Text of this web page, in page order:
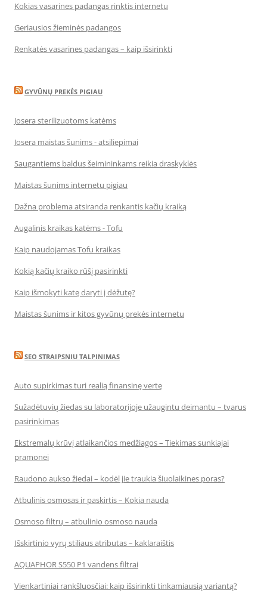
Kokias vasarines padangas rinktis internetu
Geriausios žieminės padangos
Renkatės vasarines padangas – kaip išsirinkti
GYVŪNŲ PREKĖS PIGIAU
Josera sterilizuotoms katėms
Josera maistas šunims - atsiliepimai
Saugantiems baldus šeimininkams reikia draskyklės
Maistas šunims internetu pigiau
Dažna problema atsiranda renkantis kačių kraiką
Augalinis kraikas katėms - Tofu
Kaip naudojamas Tofu kraikas
Kokią kačių kraiko rūšį pasirinkti
Kaip išmokyti katę daryti į dėžutę?
Maistas šunims ir kitos gyvūnų prekės internetu
SEO STRAIPSNIU TALPINIMAS
Auto supirkimas turi realią finansinę vertę
Sužadėtuvių žiedas su laboratorijoje užaugintu deimantu – tvarus
pasirinkimas
Ekstremalų krūvį atlaikančios medžiagos – Tiekimas sunkiajai
pramonei
Raudono aukso žiedai – kodėl jie traukia šiuolaikines poras?
Atbulinis osmosas ir paskirtis – Kokia nauda
Osmoso filtrų – atbulinio osmoso nauda
Išskirtinio vyrų stiliaus atributas – kaklaraištis
AQUAPHOR S550 P1 vandens filtrai
Vienkartiniai rankšluosčiai: kaip išsirinkti tinkamiausią variantą?